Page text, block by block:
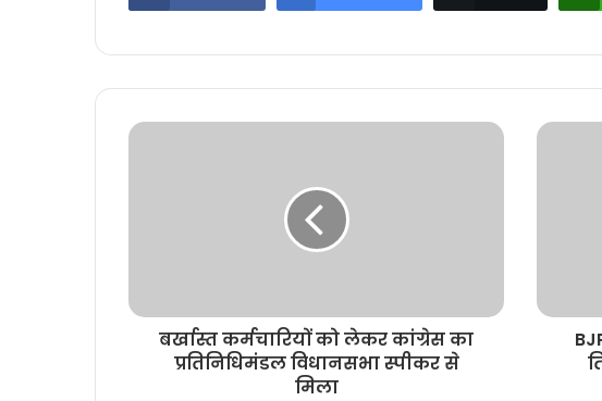
बर्खास्त कर्मचारियों को लेकर कांग्रेस का
प्रतिनिधिमंडल विधानसभा स्पीकर से
मिला